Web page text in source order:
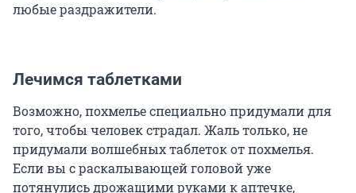
любые раздражители.
Лечимся таблетками
Возможно, похмелье специально придумали для
того, чтобы человек страдал. Жаль только, не
придумали волшебных таблеток от похмелья.
Если вы с раскалывающей головой уже
потянулись дрожащими руками к аптечке,